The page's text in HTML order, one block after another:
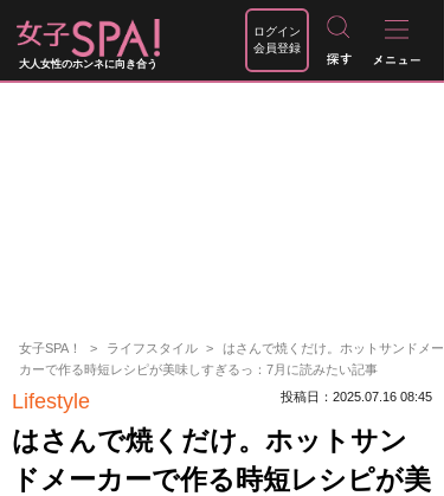
大人女性のホンネに向き合う
ログイン
会員登録
女子SPA！ ライフスタイル
はさんで焼くだけ。ホットサンドメー
カーで作る時短レシピが美味しすぎるっ：7月に読みたい記事
Lifestyle 投稿日：2025.07.16 08:45
はさんで焼くだけ。ホットサン
ドメーカーで作る時短レシピが美